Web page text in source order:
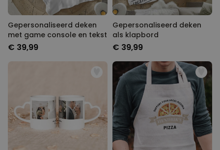
Gepersonaliseerd deken
met game console en tekst
€ 39,99
Gepersonaliseerd deken
als klapbord
€ 39,99